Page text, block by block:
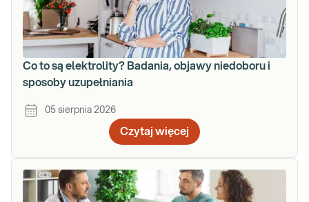
Co to są elektrolity? Badania, objawy niedoboru i
sposoby uzupełniania
05 sierpnia 2026
Czytaj więcej